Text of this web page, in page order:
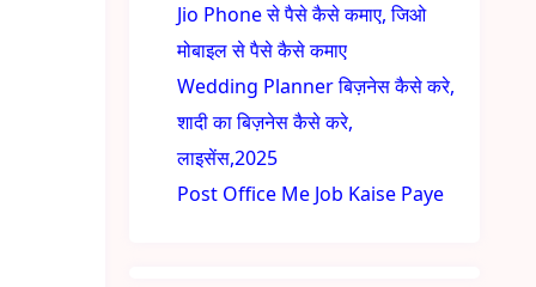
Jio Phone से पैसे कैसे कमाए, जिओ
मोबाइल से पैसे कैसे कमाए
Wedding Planner बिज़नेस कैसे करे,
शादी का बिज़नेस कैसे करे,
लाइसेंस,2025
Post Office Me Job Kaise Paye